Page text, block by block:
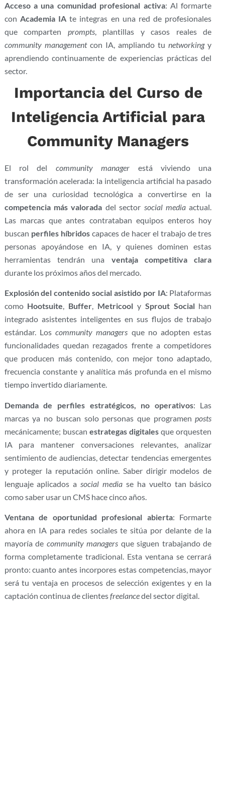
Acceso a una comunidad profesional activa: Al formarte
con Academia IA te integras en una red de profesionales
que comparten prompts, plantillas y casos reales de
community managementcon IA, ampliando tunetworkingy
aprendiendo continuamente de experiencias prácticas del
sector.
Importancia del Curso de
Inteligencia Artificial para
Community Managers
El rol del community manager está viviendo una
transformación acelerada: la inteligencia artificial ha pasado
de ser una curiosidad tecnológica a convertirse en la
competencia más valorada del sector social media actual.
Las marcas que antes contrataban equipos enteros hoy
buscan perfiles híbridoscapaces de hacer el trabajo de tres
personas apoyándose en IA, y quienes dominen estas
herramientas tendrán una ventaja competitiva clara
durante los próximos años del mercado.
Explosión del contenido social asistido por IA: Plataformas
como Hootsuite, Buffer, Metricool y Sprout Socialhan
integrado asistentes inteligentes en sus flujos de trabajo
estándar. Loscommunity managers que no adopten estas
funcionalidades quedan rezagados frente a competidores
que producen más contenido, con mejor tono adaptado,
frecuencia constante y analítica más profunda en el mismo
tiempo invertido diariamente.
Demanda de perfiles estratégicos, no operativos: Las
marcas ya no buscan solo personas que programenposts
mecánicamente; buscan estrategas digitales que orquesten
IA para mantener conversaciones relevantes, analizar
sentimiento de audiencias, detectar tendencias emergentes
y proteger la reputación online. Saber dirigir modelos de
lenguaje aplicados asocial media se ha vuelto tan básico
como saber usar un CMS hace cinco años.
Ventana de oportunidad profesional abierta: Formarte
ahora en IA para redes sociales te sitúa por delante de la
mayoría de community managers que siguen trabajando de
forma completamente tradicional. Esta ventana se cerrará
pronto: cuanto antes incorpores estas competencias, mayor
será tu ventaja en procesos de selección exigentes y en la
captación continua de clientesfreelancedel sector digital.